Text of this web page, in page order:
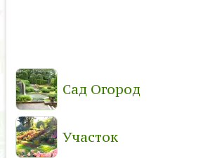
Сад Огород
Участок